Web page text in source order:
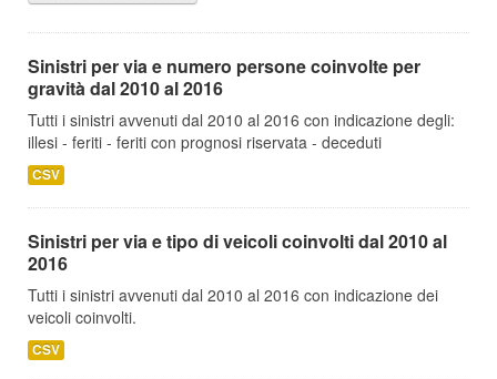
Sinistri per via e numero persone coinvolte per
gravità dal 2010 al 2016
Tutti i sinistri avvenuti dal 2010 al 2016 con indicazione degli:
illesi - feriti - feriti con prognosi riservata - deceduti
CSV
Sinistri per via e tipo di veicoli coinvolti dal 2010 al
2016
Tutti i sinistri avvenuti dal 2010 al 2016 con indicazione dei
veicoli coinvolti.
CSV